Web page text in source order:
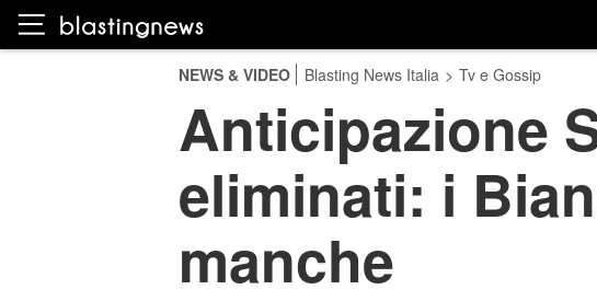
NEWS & VIDEO Blasting News Italia > Tv e Gossip
Anticipazione
eliminati: i
manche